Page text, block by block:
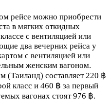
рейсе можно приобрести
в мягких откидных
с вентиляцией или
два вечерних рейса у
с вентиляцией или
женским вагоном.
(Таиланд) составляет 220 ฿
класс и 460 ฿ за первый
вагонах стоят 976 ฿.